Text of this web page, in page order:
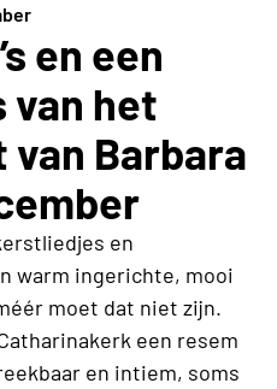
en een
van het
Barbara
en
warm ingerichte, mooi
moet dat niet zijn.
een resem
en intiem, soms